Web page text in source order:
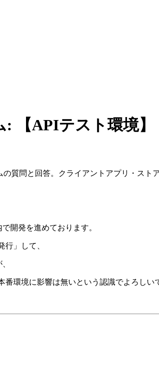
【APIテスト環境】
質問と回答。クライアントアプリ・スト
開発を進めております。
」して、
環境に影響は無いという認識でよろしい